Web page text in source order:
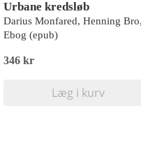
Urbane kredsløb
Ebog (epub)
346 kr
Læg i kurv